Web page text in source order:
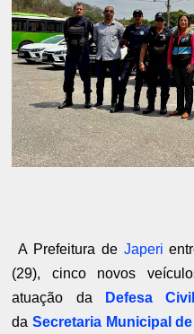
A Prefeitura de Japeri
(29), cinco novos
atuação da
Defesa Civil
daSecretaria Municipal